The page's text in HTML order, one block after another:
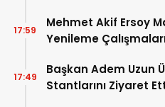
Mehmet Akif Ersoy
Yenileme
17:59
Başkan Adem Uzun
Stantlarını Ziyaret
17:49